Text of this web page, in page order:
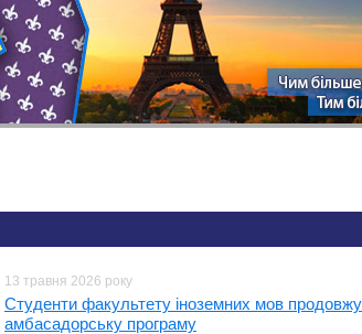
13 травня 2026 року
​Студенти факультету іноземних мов
амбасадорську програму